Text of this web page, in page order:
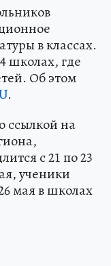
в классах.
школах, где
Об этом
.
ссылкой на
с 21 по 23
ученики
мая в школах